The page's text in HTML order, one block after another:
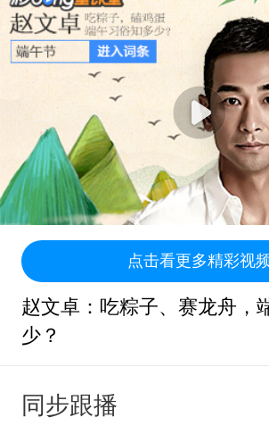
点击看更多精彩视
赵文卓：吃粽子、赛龙舟，
少？
同步跟播